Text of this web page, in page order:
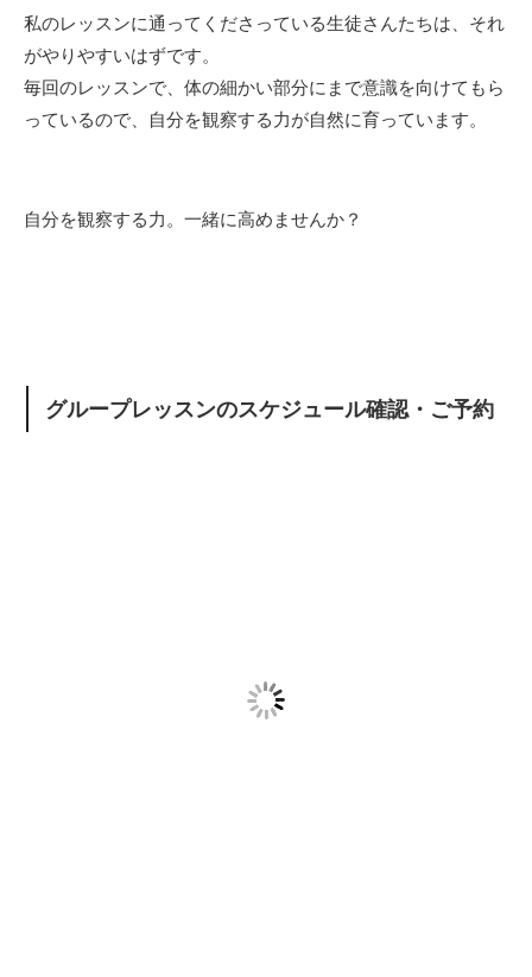
私のレッスンに通ってくださっている生徒さんたちは、それ
がやりやすいはずです。
毎回のレッスンで、体の細かい部分にまで意識を向けてもら
っているので、自分を観察する力が自然に育っています。
自分を観察する力。一緒に高めませんか？
グループレッスンのスケジュール確認・ご予約